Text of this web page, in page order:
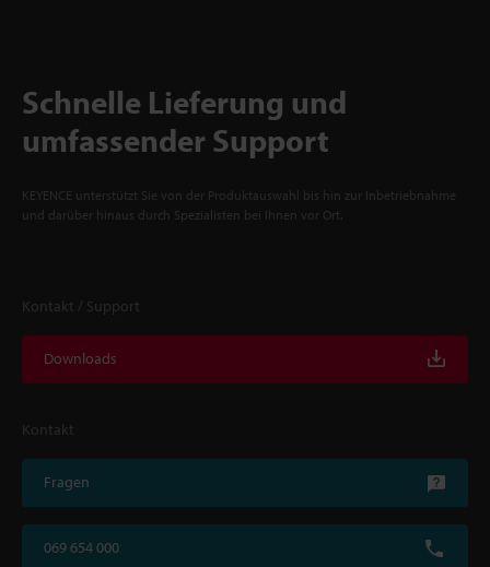
Schnelle Lieferung und
umfassender Support
KEYENCE unterstützt Sie von der Produktauswahl bis hin zur Inbetriebnahme
und darüber hinaus durch Spezialisten bei Ihnen vor Ort.
Kontakt / Support
Downloads
Kontakt
Fragen
069 654 000